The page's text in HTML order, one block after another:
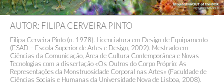
AUTOR: FILIPA CERVEIRA PINTO
Filipa Cerveira Pinto (n. 1978). Licenciatura em Design de Equipamento
(ESAD – Escola Superior de Artes e Design, 2002). Mestrado em
Ciências da Comunicação, Área de Cultura Contemporânea e Novas
Tecnologias com a dissertação «Os Outros do Corpo Próprio: As
Representações da Monstruosidade Corporal nas Artes» (Faculdade de
Ciências Sociais e Humanas da Universidade Nova de Lisboa, 2008).